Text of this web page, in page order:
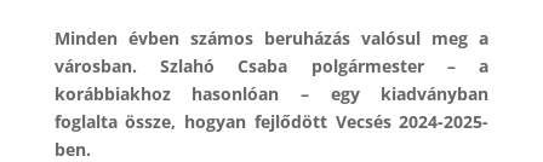
Minden évben számos beruházás valósul meg a
városban. Szlahó Csaba polgármester – a
korábbiakhoz hasonlóan – egy kiadványban
foglalta össze, hogyan fejlődött Vecsés 2024-2025-
ben.